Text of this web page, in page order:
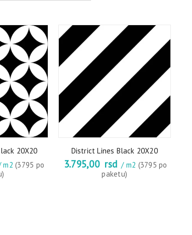
20X20
m2(3795 po
District Lines Black 20X20
3.795,00 rsd / m2 (3795 po
paketu)